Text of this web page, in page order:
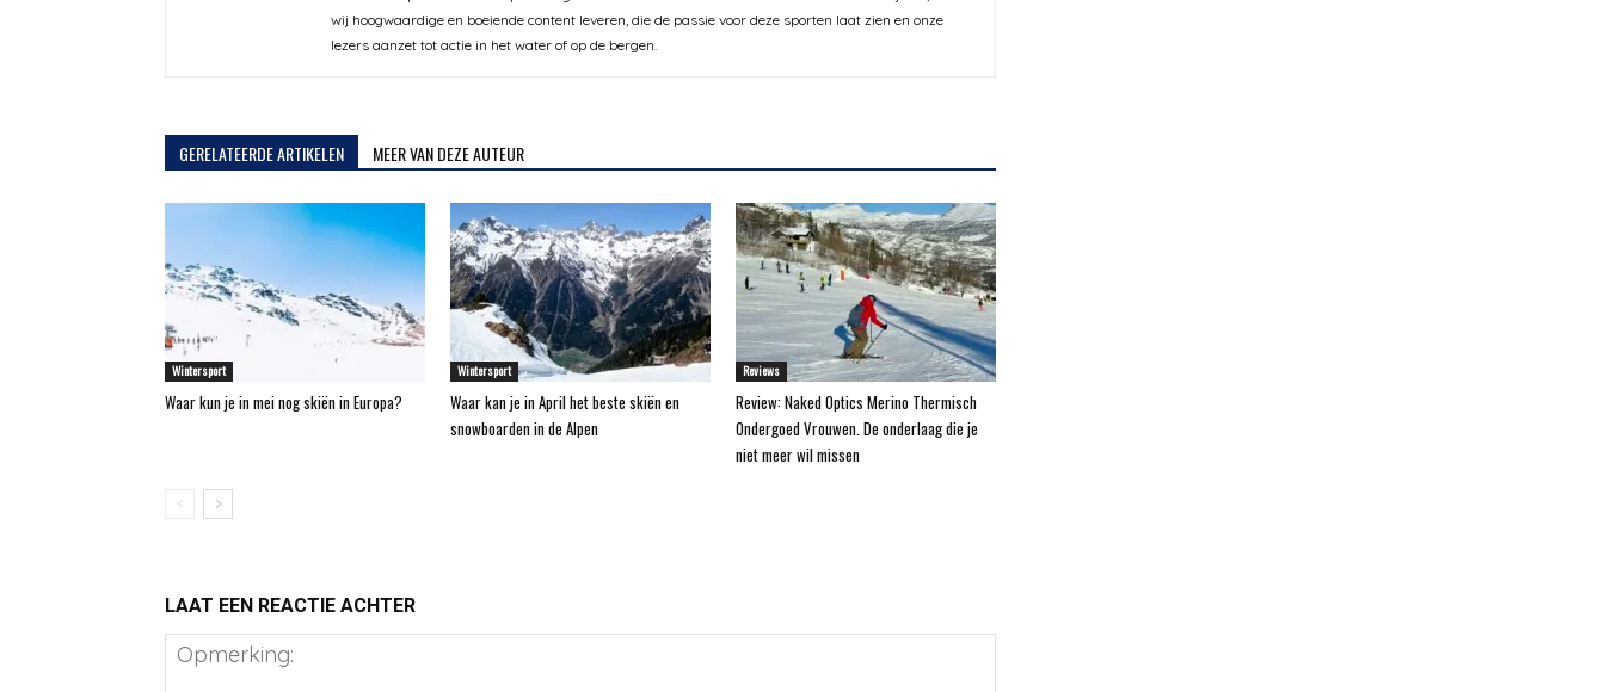
wij hoogwaardige en boeiende content leveren, die de passie voor deze sporten laat zien en onze
lezers aanzet tot actie in het water of op de bergen.
GERELATEERDE ARTIKELEN MEER VAN DEZE AUTEUR
Wintersport
Waar kun je in mei nog skiën in Europa?
Wintersport
Waar kan je in April het beste skiën en
snowboarden in de Alpen
Reviews
Review: Naked Optics Merino Thermisch
Ondergoed Vrouwen. De onderlaag die je
niet meer wil missen
LAAT EEN REACTIE ACHTER